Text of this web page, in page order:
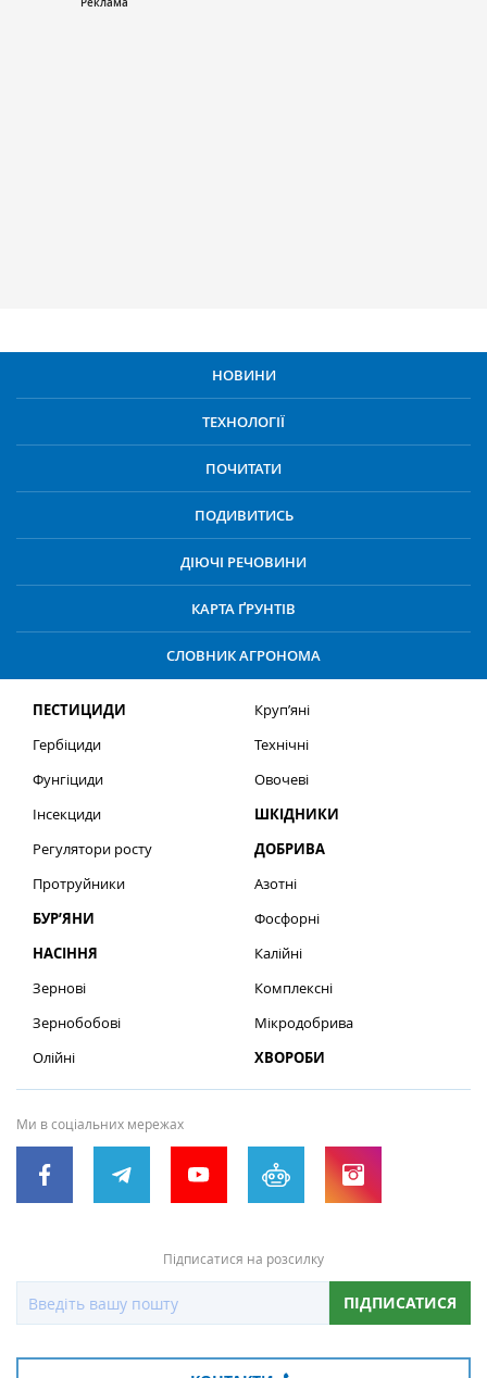
НОВИНИ
ТЕХНОЛОГІЇ
ПОЧИТАТИ
ПОДИВИТИСЬ
ДІЮЧІ РЕЧОВИНИ
КАРТА ҐРУНТІВ
СЛОВНИК АГРОНОМА
ПЕСТИЦИДИ
Гербіциди
Фунгіциди
Інсекциди
Регулятори росту
Протруйники
БУР’ЯНИ
НАСІННЯ
Зернові
Зернобобові
Олійні
Круп’яні
Технічні
Овочеві
ШКІДНИКИ
ДОБРИВА
Азотні
Фосфорні
Калійні
Комплексні
Мікродобрива
ХВОРОБИ
Ми в соціальних мережах
Підписатися на розсилку
ПІДПИСАТИСЯ